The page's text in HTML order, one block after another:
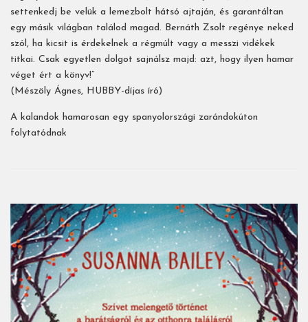
settenkedj be velük a lemezbolt hátsó ajtaján, és garantáltan
egy másik világban találod magad. Bernáth Zsolt regénye neked
szól, ha kicsit is érdekelnek a régmúlt vagy a messzi vidékek
titkai. Csak egyetlen dolgot sajnálsz majd: azt, hogy ilyen hamar
véget ért a könyv!”
(Mészöly Ágnes, HUBBY-díjas író)
A kalandok hamarosan egy spanyolországi zarándokúton
folytatódnak